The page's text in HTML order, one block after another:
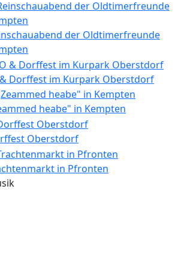
der Oldtimerfreunde
& Dorffest im Kurpark Oberstdorf
heabe" in Kempten
Oberstdorf
in Pfronten